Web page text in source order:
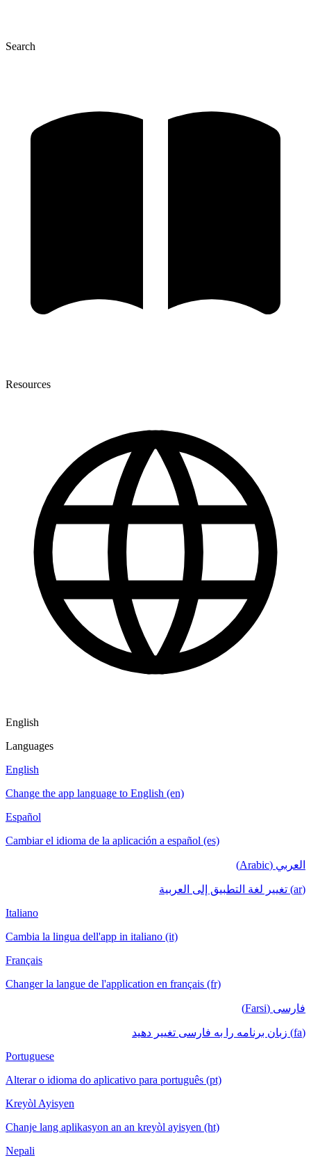
Search
Resources
English
Languages
English
Change the app language to English (en)
Español
Cambiar el idioma de la aplicación a español (es)
العربي (Arabic)
(ar) تغيير لغة التطبيق إلى العربية
Italiano
Cambia la lingua dell'app in italiano (it)
Français
Changer la langue de l'application en français (fr)
فارسی (Farsi)
(fa) زبان برنامه را به فارسی تغییر دهید
Portuguese
Alterar o idioma do aplicativo para português (pt)
Kreyòl Ayisyen
Chanje lang aplikasyon an an kreyòl ayisyen (ht)
Nepali